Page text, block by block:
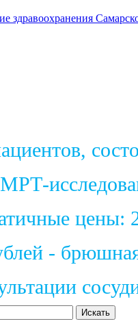
здравоохранения
цены:
-
Искать